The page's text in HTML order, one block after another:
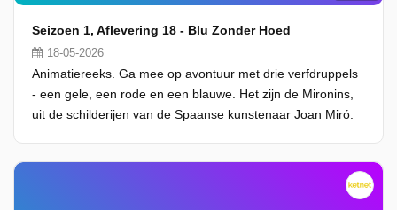
Seizoen 1, Aflevering 18 - Blu Zonder Hoed
18-05-2026
Animatiereeks. Ga mee op avontuur met drie verfdruppels
- een gele, een rode en een blauwe. Het zijn de Mironins,
uit de schilderijen van de Spaanse kunstenaar Joan Miró.